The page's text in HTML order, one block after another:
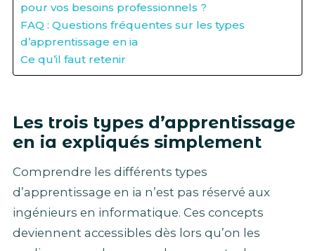
pour vos besoins professionnels ?
FAQ : Questions fréquentes sur les types
d’apprentissage en ia
Ce qu’il faut retenir
Les trois types d’apprentissage
en ia expliqués simplement
Comprendre les différents types
d’apprentissage en ia n’est pas réservé aux
ingénieurs en informatique. Ces concepts
deviennent accessibles dès lors qu’on les